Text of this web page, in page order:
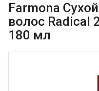
Farmona
волос Radical
180 мл